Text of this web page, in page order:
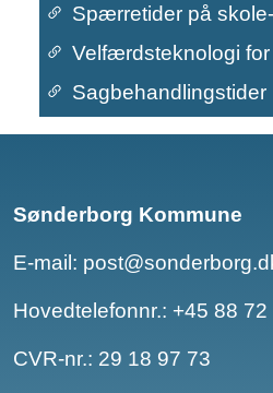
Spærretider på
Velfærdsteknologi
Sagbehandlingstider
Sønderborg Kommune
E-mail:
Hovedtelefonnr.: +45 88 72
CVR-nr.: 29 18 97 73